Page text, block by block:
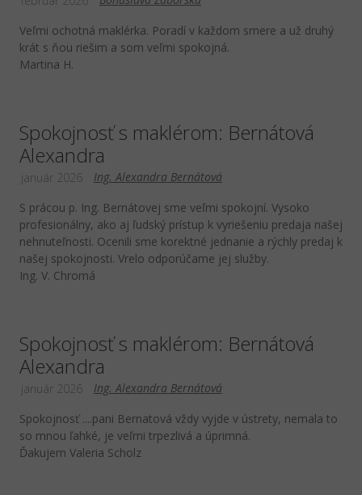
Veľmi ochotná maklérka. Poradí v každom smere a už druhý
krát s ňou riešim a som veľmi spokojná.
Martina H.
Spokojnosť s maklérom: Bernátová
Alexandra
Ing. Alexandra Bernátová
január 2026
S prácou p. Ing. Bernátovej sme veľmi spokojní. Vysoko
profesionálny, ako aj ľudský prístup k vyriešeniu predaja našej
nehnuteľnosti. Ocenili sme korektné jednanie a rýchly predaj k
našej spokojnosti. Vrelo odporúčame jej služby.
Ing. V. Chromá
Spokojnosť s maklérom: Bernátová
Alexandra
Ing. Alexandra Bernátová
január 2026
Spokojnosť ....pani Bernatová vždy vyjde v ústrety, nemala to
so mnou ľahké, je veľmi trpezlivá a úprimná.
Ďakujem Valeria Scholz